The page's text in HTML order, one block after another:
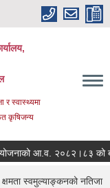
र स्वास्थ्यमा
कृषिजन्य
आ.व. २०८२।८३ को
स्वमुल्याङ्कनको नतिजा